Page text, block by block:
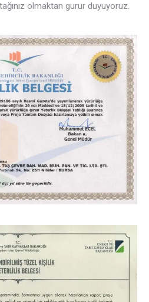
olmaktan gurur duyuyoruz.